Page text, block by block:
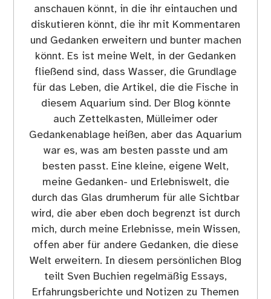
anschauen könnt, in die ihr eintauchen und
diskutieren könnt, die ihr mit Kommentaren
und Gedanken erweitern und bunter machen
könnt. Es ist meine Welt, in der Gedanken
fließend sind, dass Wasser, die Grundlage
für das Leben, die Artikel, die die Fische in
diesem Aquarium sind. Der Blog könnte
auch Zettelkasten, Mülleimer oder
Gedankenablage heißen, aber das Aquarium
war es, was am besten passte und am
besten passt. Eine kleine, eigene Welt,
meine Gedanken- und Erlebniswelt, die
durch das Glas drumherum für alle Sichtbar
wird, die aber eben doch begrenzt ist durch
mich, durch meine Erlebnisse, mein Wissen,
offen aber für andere Gedanken, die diese
Welt erweitern. In diesem persönlichen Blog
teilt Sven Buchien regelmäßig Essays,
Erfahrungsberichte und Notizen zu Themen